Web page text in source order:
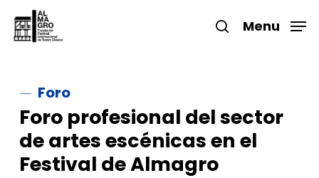
main
search
Menu
Foro
Foro profesional del sector
de artes escénicas en el
Festival de Almagro